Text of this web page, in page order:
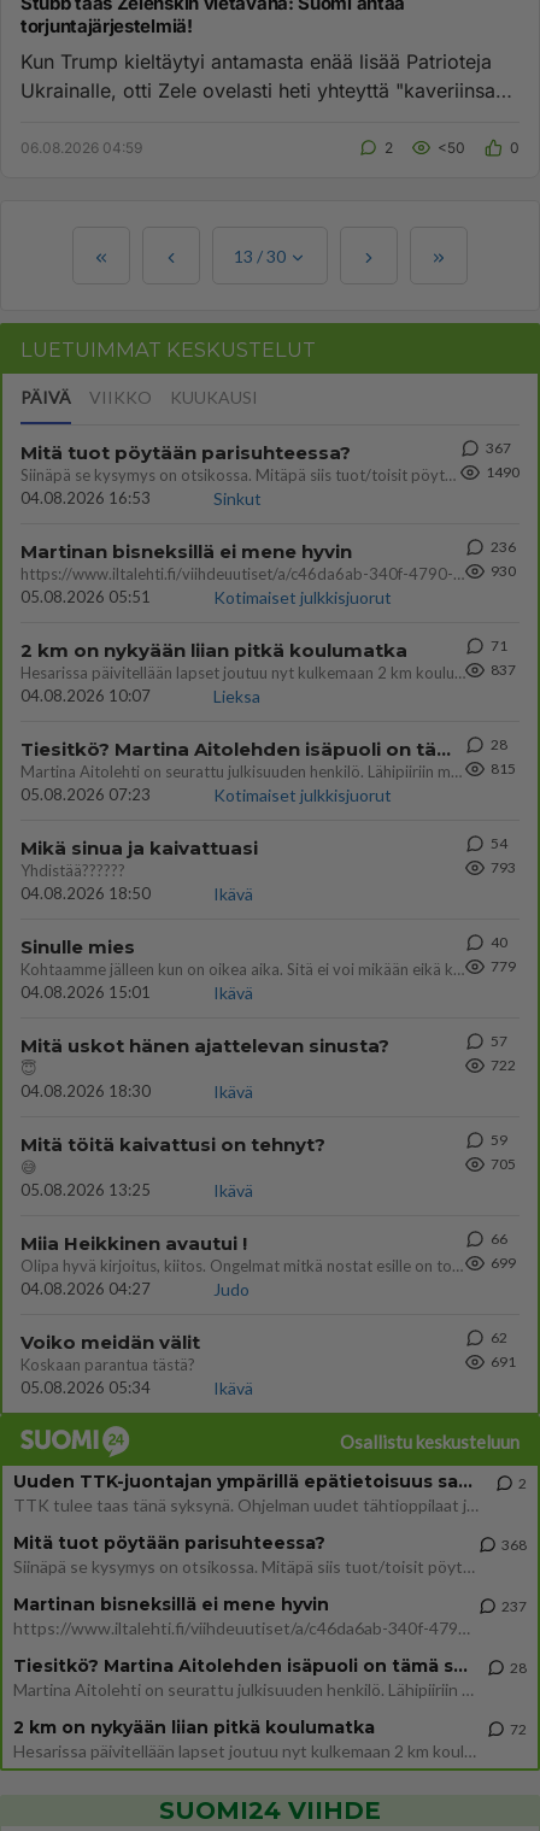
torjuntajärjestelmiä!
Kun Trump kieltäytyi antamasta enää lisää Patrioteja
Ukrainalle, otti Zele ovelasti heti yhteyttä "kaveriinsa"
06.08.2026 04:59 2 <50 0
13 /30
LUETUIMMAT KESKUSTELUT
PÄIVÄ VIIKKO KUUKAUSI
Mitä tuot pöytään parisuhteessa?
Siinäpä se kysymys on otsikossa. Mitäpä siis tuot/toisit pöytään parisuhteessa? Oletko mies vai nainen? Koetko sen mitä
04.08.2026 16:53
Sinkut
367
1490
Martinan bisneksillä ei mene hyvin
https://www.iltalehti.fi/viihdeuutiset/a/c46da6ab-340f-4790-aaa7-0865eed2336 Yrityksen konkurssihakemus on tullut kärä
05.08.2026 05:51
Kotimaiset julkkisjuorut
236
930
2 km on nykyään liian pitkä koulumatka
Hesarissa päivitellään lapset joutuu nyt kulkemaan 2 km kouluun jösses. Ruostefillarilla tuo matka menee vaikka miten äk
04.08.2026 10:07
Lieksa
71
837
Tiesitkö? Martina Aitolehden isäpuoli on tämä suosittu laulaja
Martina Aitolehti on seurattu julkisuuden henkilö. Lähipiiriin mahtuu muitakin tunnettuja henkilöitä. Tiesitkö, että Ma
05.08.2026 07:23
Kotimaiset julkkisjuorut
28
815
Mikä sinua ja kaivattuasi
Yhdistää??????
04.08.2026 18:50
Ikävä
54
793
Sinulle mies
Kohtaamme jälleen kun on oikea aika. Sitä ei voi mikään eikä kukaan estää <3 <3
04.08.2026 15:01
Ikävä
40
779
Mitä uskot hänen ajattelevan sinusta?
😇
04.08.2026 18:30
Ikävä
57
722
Mitä töitä kaivattusi on tehnyt?
😅
05.08.2026 13:25
Ikävä
59
705
Miia Heikkinen avautui !
Olipa hyvä kirjoitus, kiitos. Ongelmat mitkä nostat esille on todellisia ja tämä ylimielisyys totta ja se näkyy kaikessa
04.08.2026 04:27
Judo
66
699
Voiko meidän välit
Koskaan parantua tästä?
05.08.2026 05:34
Ikävä
62
691
Osallistu keskusteluun
Uuden TTK-juontajan ympärillä epätietoisuus sakenee - Nyt MTV hämmentää soppaa
TTK tulee taas tänä syksynä. Ohjelman uudet tähtioppilaat julkistetaan torstaina 6. elokuuta klo 14 alkavassa lehdistö
2
Mitä tuot pöytään parisuhteessa?
Siinäpä se kysymys on otsikossa. Mitäpä siis tuot/toisit pöytään parisuhteessa? Oletko mies vai nainen? Koetko sen mitä
368
Martinan bisneksillä ei mene hyvin
https://www.iltalehti.fi/viihdeuutiset/a/c46da6ab-340f-4790-aaa7-0865eed2336 Yrityksen konkurssihakemus on tullut kärä
237
Tiesitkö? Martina Aitolehden isäpuoli on tämä suosittu laulaja
Martina Aitolehti on seurattu julkisuuden henkilö. Lähipiiriin mahtuu muitakin tunnettuja henkilöitä. Tiesitkö, että Ma
28
2 km on nykyään liian pitkä koulumatka
Hesarissa päivitellään lapset joutuu nyt kulkemaan 2 km kouluun jösses. Ruostefillarilla tuo matka menee vaikka miten äk
72
SUOMI24 VIIHDE